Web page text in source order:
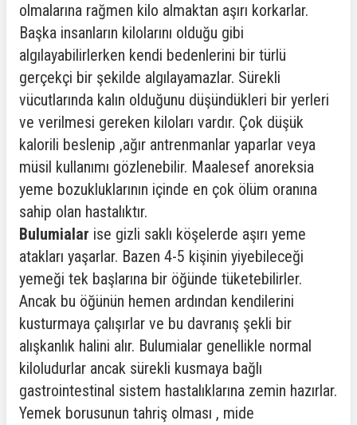
olmalarına rağmen kilo almaktan aşırı korkarlar.
Başka insanların kilolarını olduğu gibi
algılayabilirlerken kendi bedenlerini bir türlü
gerçekçi bir şekilde algılayamazlar. Sürekli
vücutlarında kalın olduğunu düşündükleri bir yerleri
ve verilmesi gereken kiloları vardır. Çok düşük
kalorili beslenip ,ağır antrenmanlar yaparlar veya
müsil kullanımı gözlenebilir. Maalesef anoreksia
yeme bozukluklarının içinde en çok ölüm oranına
sahip olan hastalıktır.
Bulumialar ise gizli saklı köşelerde aşırı yeme
atakları yaşarlar. Bazen 4-5 kişinin yiyebileceği
yemeği tek başlarına bir öğünde tüketebilirler.
Ancak bu öğünün hemen ardından kendilerini
kusturmaya çalışırlar ve bu davranış şekli bir
alışkanlık halini alır. Bulumialar genellikle normal
kiloludurlar ancak sürekli kusmaya bağlı
gastrointestinal sistem hastalıklarına zemin hazırlar.
Yemek borusunun tahriş olması , mide